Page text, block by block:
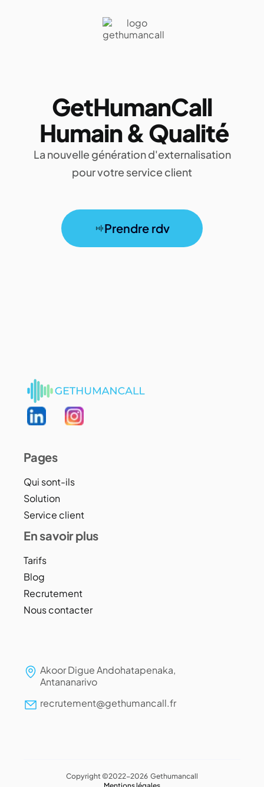
GetHumanCall
Humain & Qualité
La nouvelle génération d'externalisation
pour votre service client
Prendre rdv
Pages
Qui sont-ils
Solution
Service client
En savoir plus
Tarifs
Blog
Recrutement
Nous contacter
Akoor Digue Andohatapenaka,
Antananarivo
recrutement@gethumancall.fr
Copyright ©2022-2026 Gethumancall